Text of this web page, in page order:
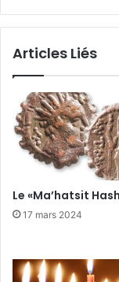
Articles Liés
Le «Ma’hatsit
17 mars 2024